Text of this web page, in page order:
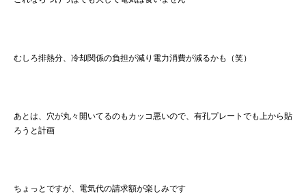
むしろ排熱分、冷却関係の負担が減り電力消費が減るかも（笑）
あとは、穴が丸々開いてるのもカッコ悪いので、有孔プレートでも上から貼
ろうと計画
ちょっとですが、電気代の請求額が楽しみです